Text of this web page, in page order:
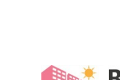
Dokumenter